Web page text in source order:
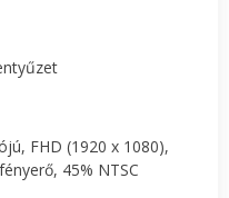
FHD (1920 x 1080),
45% NTSC